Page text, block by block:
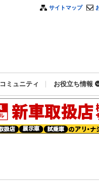
サイトマップ
コミュニティ お役立ち情報